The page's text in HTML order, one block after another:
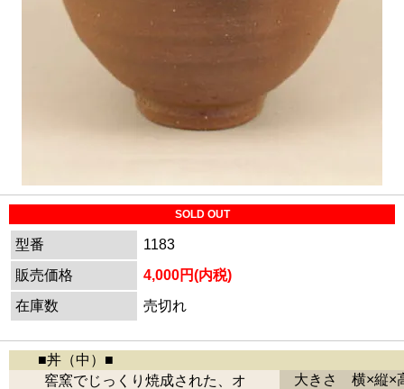
SOLD OUT
型番
1183
販売価格
4,000円(内税)
在庫数
売切れ
■丼（中）■
窖窯でじっくり焼成された、オ
大きさ 横×縦×